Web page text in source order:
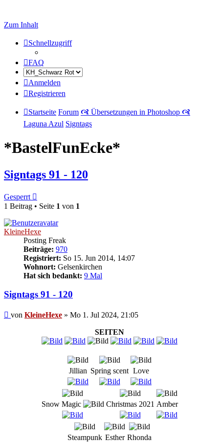
Zum Inhalt
Schnellzugriff
FAQ
Anmelden
Registrieren
Startseite Forum 🙧 Übersetzungen in Photoshop 🙧
Laguna Azul Signtags
*BastelFunEcke*
Signtags 91 - 120
Gesperrt
1 Beitrag • Seite 1 von 1
KleineHexe
Posting Freak
Beiträge: 970
Registriert: So 15. Jun 2014, 14:07
Wohnort: Gelsenkirchen
Hat sich bedankt: 9 Mal
Signtags 91 - 120
Beitrag
von KleineHexe » Mo 1. Jul 2024, 21:05
SEITEN
Jillian Spring scent Love
Snow Magic Christmas 2021 Amber
Steampunk Esther Rhonda